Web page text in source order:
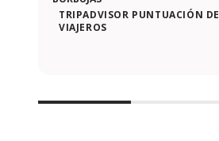
TRIPADVISOR PUNTUACIÓN DE
VIAJEROS